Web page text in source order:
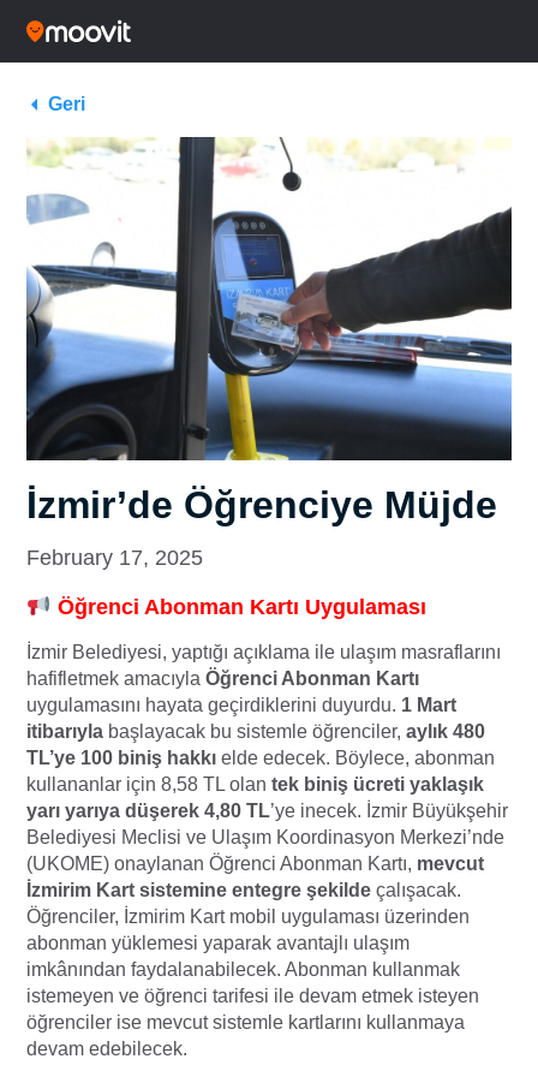
Geri
İzmir’de Öğrenciye Müjde
February 17, 2025
Öğrenci Abonman Kartı Uygulaması
İzmir Belediyesi, yaptığı açıklama ile ulaşım masraflarını
hafifletmek amacıyla Öğrenci Abonman Kartı
uygulamasını hayata geçirdiklerini duyurdu. 1 Mart
itibarıyla başlayacak bu sistemle öğrenciler, aylık 480
TL’ye 100 biniş hakkı elde edecek. Böylece, abonman
kullananlar için 8,58 TL olan tek biniş ücreti yaklaşık
yarı yarıya düşerek 4,80 TL’ye inecek. İzmir Büyükşehir
Belediyesi Meclisi ve Ulaşım Koordinasyon Merkezi’nde
(UKOME) onaylanan Öğrenci Abonman Kartı, mevcut
İzmirim Kart sistemine entegre şekilde çalışacak.
Öğrenciler, İzmirim Kart mobil uygulaması üzerinden
abonman yüklemesi yaparak avantajlı ulaşım
imkânından faydalanabilecek. Abonman kullanmak
istemeyen ve öğrenci tarifesi ile devam etmek isteyen
öğrenciler ise mevcut sistemle kartlarını kullanmaya
devam edebilecek.